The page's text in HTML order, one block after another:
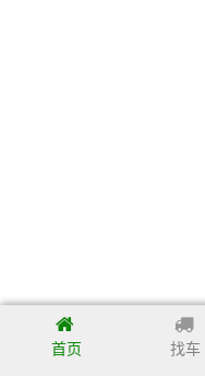
首页 找车